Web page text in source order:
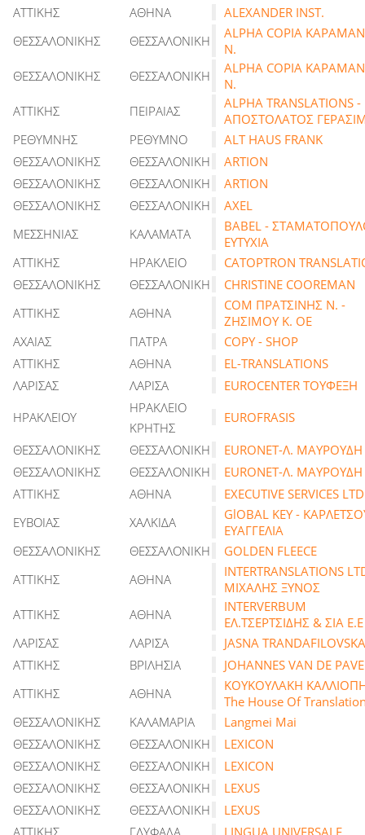
ΑΤΤΙΚΗΣ
ΑΘΗΝΑ
ALEXANDER INST.
ΘΕΣΣΑΛΟΝΙΚΗΣ
ΘΕΣΣΑΛΟΝΙΚΗ
ALPHA COPIA
Ν.
ΘΕΣΣΑΛΟΝΙΚΗΣ
ΘΕΣΣΑΛΟΝΙΚΗ
ALPHA COPIA
Ν.
ΑΤΤΙΚΗΣ
ΠΕΙΡΑΙΑΣ
ALPHA TRANSLATIONS -
ΑΠΟΣΤΟΛΑΤΟΣ
ΡΕΘΥΜΝΗΣ
ΡΕΘΥΜΝΟ
ALT HAUS FRANK
ΘΕΣΣΑΛΟΝΙΚΗΣ
ΘΕΣΣΑΛΟΝΙΚΗ
ARTION
ΘΕΣΣΑΛΟΝΙΚΗΣ
ΘΕΣΣΑΛΟΝΙΚΗ
ARTION
ΘΕΣΣΑΛΟΝΙΚΗΣ
ΘΕΣΣΑΛΟΝΙΚΗ
AXEL
ΜΕΣΣΗΝΙΑΣ
ΚΑΛΑΜΑΤΑ
BABEL -
ΕΥΤΥΧΙΑ
ΑΤΤΙΚΗΣ
ΗΡΑΚΛΕΙΟ
CATOPTRON
ΘΕΣΣΑΛΟΝΙΚΗΣ
ΘΕΣΣΑΛΟΝΙΚΗ
CHRISTINE COOREMAN
ΑΤΤΙΚΗΣ
ΑΘΗΝΑ
COM ΠΡΑΤΣΙΝΗΣ Ν. -
ΖΗΣΙΜΟΥ Κ. ΟΕ
ΑΧΑΙΑΣ
ΠΑΤΡΑ
COPY - SHOP
ΑΤΤΙΚΗΣ
ΑΘΗΝΑ
EL-TRANSLATIONS
ΛΑΡΙΣΑΣ
ΛΑΡΙΣΑ
EUROCENTER ΤΟΥΦΕΞΗ
ΗΡΑΚΛΕΙΟΥ
ΗΡΑΚΛΕΙΟ
ΚΡΗΤΗΣ
EUROFRASIS
ΘΕΣΣΑΛΟΝΙΚΗΣ
ΘΕΣΣΑΛΟΝΙΚΗ
EURONET-Λ. ΜΑΥΡΟΥΔΗ
ΘΕΣΣΑΛΟΝΙΚΗΣ
ΘΕΣΣΑΛΟΝΙΚΗ
EURONET-Λ. ΜΑΥΡΟΥΔΗ
ΑΤΤΙΚΗΣ
ΑΘΗΝΑ
EXECUTIVE SERVICES LTD
ΕΥΒΟΙΑΣ
ΧΑΛΚΙΔΑ
GlOBAL KEY -
ΕΥΑΓΓΕΛΙΑ
ΘΕΣΣΑΛΟΝΙΚΗΣ
ΘΕΣΣΑΛΟΝΙΚΗ
GOLDEN FLEECE
ΑΤΤΙΚΗΣ
ΑΘΗΝΑ
INTERTRANSLATIONS
ΜΙΧΑΛΗΣ ΞΥΝΟΣ
ΑΤΤΙΚΗΣ
ΑΘΗΝΑ
INTERVERBUM
ΕΛ.ΤΣΕΡΤΣΙΔΗΣ & ΣΙΑ Ε.Ε
ΛΑΡΙΣΑΣ
ΛΑΡΙΣΑ
JASNA TRANDAFILOVSKA
ΑΤΤΙΚΗΣ
ΒΡΙΛΗΣΙΑ
JOHANNES VAN DE
ΑΤΤΙΚΗΣ
ΑΘΗΝΑ
KOYKOYΛAKH
The House Of
ΘΕΣΣΑΛΟΝΙΚΗΣ
ΚΑΛΑΜΑΡΙΑ
Langmei Mai
ΘΕΣΣΑΛΟΝΙΚΗΣ
ΘΕΣΣΑΛΟΝΙΚΗ
LEXICON
ΘΕΣΣΑΛΟΝΙΚΗΣ
ΘΕΣΣΑΛΟΝΙΚΗ
LEXICON
ΘΕΣΣΑΛΟΝΙΚΗΣ
ΘΕΣΣΑΛΟΝΙΚΗ
LEXUS
ΘΕΣΣΑΛΟΝΙΚΗΣ
ΘΕΣΣΑΛΟΝΙΚΗ
LEXUS